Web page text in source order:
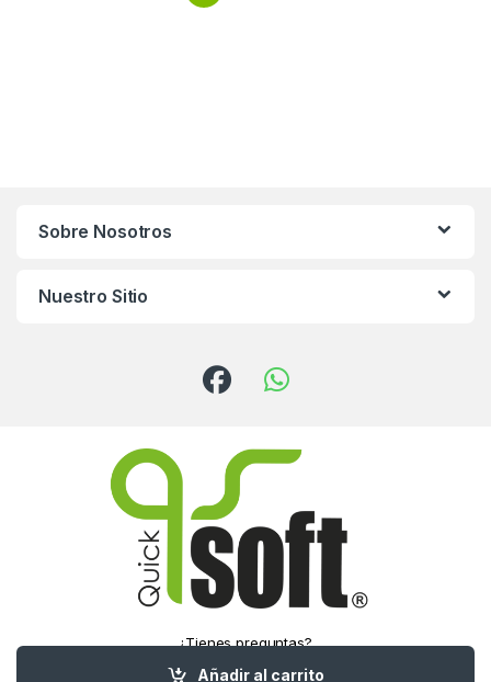
Añadir al carrito
Sobre Nosotros
Nuestro Sitio
¿Tienes preguntas?